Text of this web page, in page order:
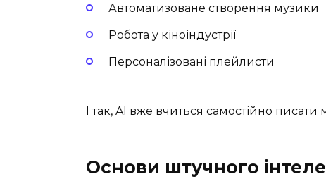
Автоматизоване створення музики
Робота у кіноіндустрії
Персоналізовані плейлисти
І так, AI вже вчиться самостійно писати
Основи штучного